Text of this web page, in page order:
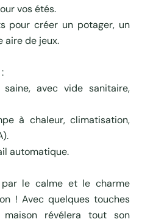
vos étés.
pour créer un potager, un
aire de jeux.
avec vide sanitaire,
à chaleur, climatisation,
automatique.
le calme et le charme
! Avec quelques touches
révélera tout son